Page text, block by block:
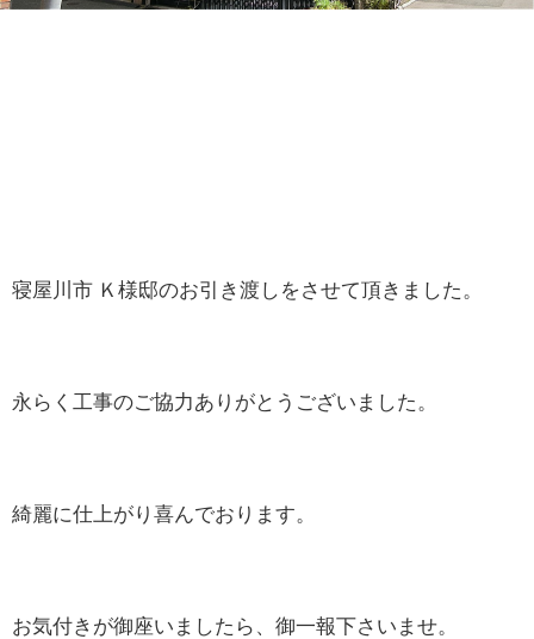
寝屋川市 Ｋ様邸のお引き渡しをさせて頂きました。
永らく工事のご協力ありがとうございました。
綺麗に仕上がり喜んでおります。
お気付きが御座いましたら、御一報下さいませ。